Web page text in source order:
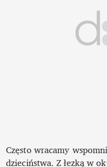
Często wracamy
dzieciństwa. Z łezką w